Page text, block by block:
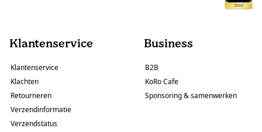
Klantenservice
Klantenservice
Klachten
Retourneren
Verzendinformatie
Verzendstatus
Business
B2B
KoRo Cafe
Sponsoring & samenwerken